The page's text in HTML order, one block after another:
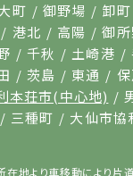
町 御野場 卸町
港北 高陽 御
千秋 土崎港
茨島 東通
本荘市(中心地)
三種町 大仙市協
在地より車移動により片